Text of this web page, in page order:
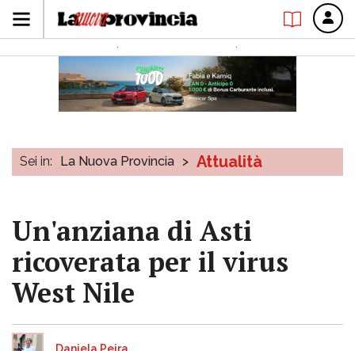
Sei in: La Nuova Provincia > Attualità
Un'anziana di Asti
ricoverata per il virus
West Nile